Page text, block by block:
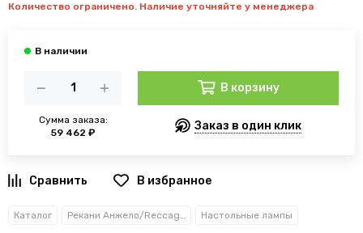
Количество ограничено. Наличие уточняйте у менеджера
Сумма заказа:
59 462 ₽
В корзину
Заказ в один клик
В избранное
Каталог Рекани Анжело/Reccagni Angelo Настольные лампы